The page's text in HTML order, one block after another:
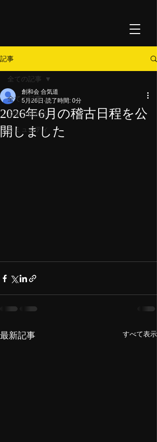
記事
全ての記事
今すぐ始める
コミュニティ
全ての記事
2026年6月の稽古日程を公
開しました
創和会 合気道
5月26日 読了時間: 0分
最新記事 すべて表示